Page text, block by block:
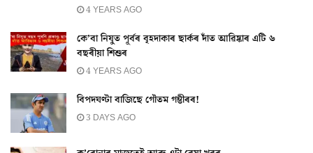
4 YEARS AGO
কে’বা নিযুত পূৰ্বৰ বৃহদাকাৰ ছাৰ্কৰ দাঁত আৱিষ্কাৰ এটি ৬
বছৰীয়া শিশুৰ
4 YEARS AGO
বিপদঘণ্টা বাজিছে গৌতম গম্ভীৰৰ!
3 DAYS AGO